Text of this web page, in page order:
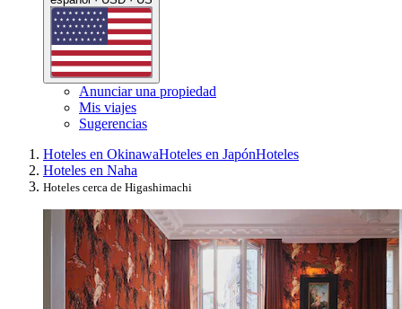
Anunciar una propiedad
Mis viajes
Sugerencias
Hoteles en OkinawaHoteles en JapónHoteles
Hoteles en Naha
Hoteles cerca de Higashimachi